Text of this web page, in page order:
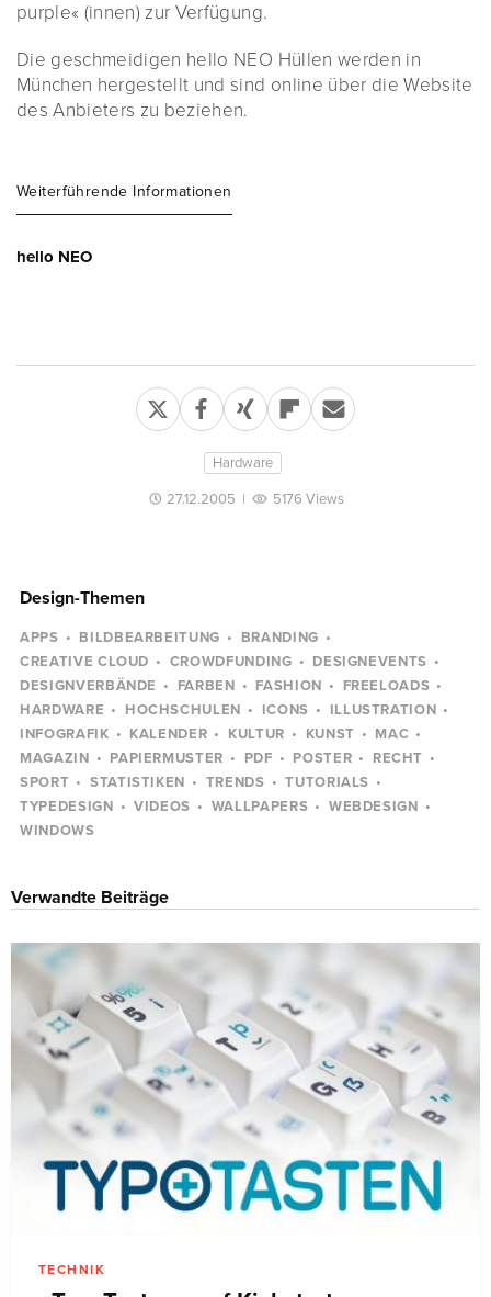
purple« (innen) zur Verfügung.
Die geschmeidigen hello NEO Hüllen werden in
München hergestellt und sind online über die Website
des Anbieters zu beziehen.
Weiterführende Informationen
hello NEO
Hardware
27.12.2005 | 5176 Views
Design-Themen
APPS BILDBEARBEITUNG
BRANDING
CREATIVE CLOUD
CROWDFUNDING
DESIGNEVENTS
DESIGNVERBÄNDE
FARBEN FASHION
FREELOADS
HARDWARE
HOCHSCHULEN ICONS
ILLUSTRATION
INFOGRAFIK
KALENDER KULTUR KUNST
MAC
MAGAZIN
PAPIERMUSTER PDF POSTER
RECHT
SPORT
STATISTIKEN TRENDS
TUTORIALS
TYPEDESIGN
VIDEOS WALLPAPERS
WEBDESIGN
WINDOWS
Verwandte Beiträge
TECHNIK